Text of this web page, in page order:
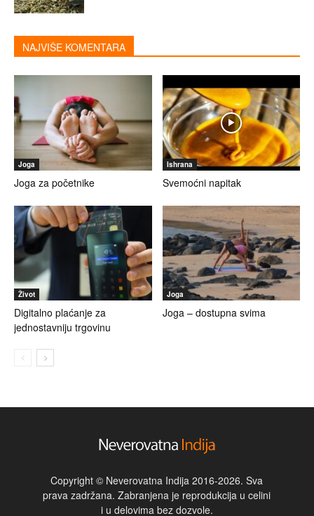
NAJVIŠE KOMENTARA
Joga
Joga za početnike
Ishrana
Svemoćni napitak
Život
Digitalno plaćanje za
jednostavniju trgovinu
Joga
Joga – dostupna svima
Copyright © Neverovatna Indija 2016-2026. Sva
prava zadržana. Zabranjena je reprodukcija u celini
i u delovima bez dozvole.